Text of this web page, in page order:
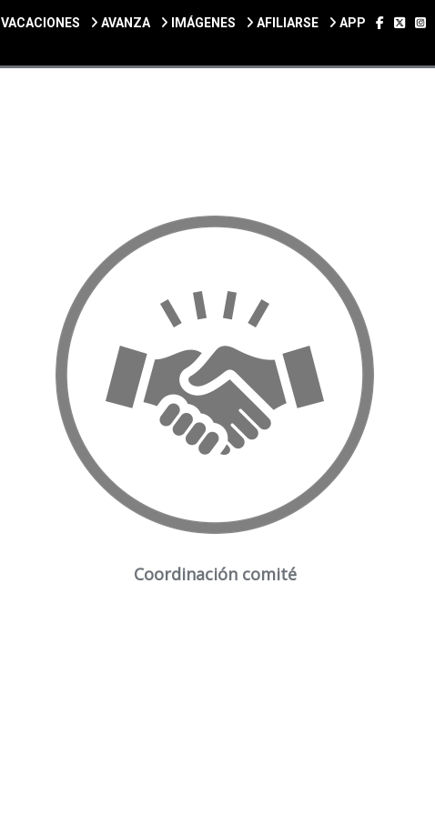
VACACIONES AVANZA IMÁGENES AFILIARSE APP
Coordinación comité